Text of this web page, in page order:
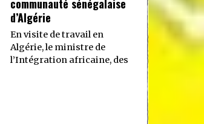
communauté sénégalaise
d’Algérie
En visite de travail en
Algérie, le ministre de
l’Intégration africaine, des